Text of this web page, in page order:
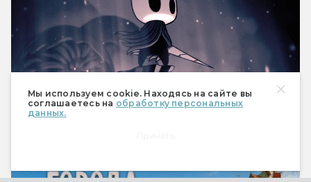
Мы используем cookie. Находясь на сайте вы
соглашаетесь на обработку персональных
данных.
Как создавали Hollow Knight — и почему
все так ждали Silksong